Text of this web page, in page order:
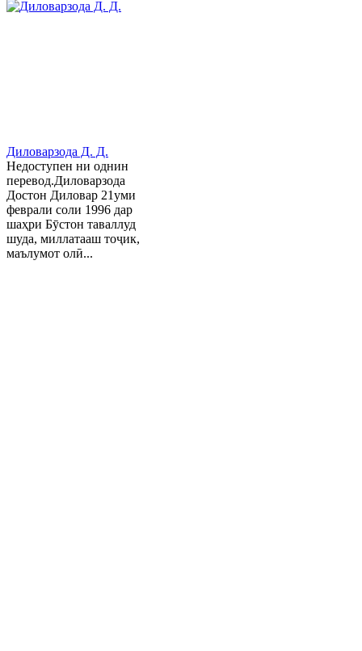
Диловарзода Д. Д.
Недоступен ни однин
перевод.Диловарзода
Достон Диловар 21уми
феврали соли 1996 дар
шаҳри Бӯстон таваллуд
шуда, миллатааш тоҷик,
маълумот олӣ...